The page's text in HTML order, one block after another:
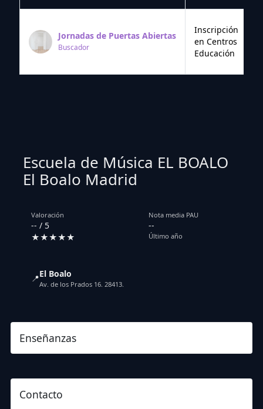
Jornadas de Puertas Abiertas
Buscador
Inscripción
en Centros
Educación
Escuela de Música EL BOALO
El Boalo Madrid
Valoración
-- / 5
★★★★★
Nota media PAU
--
Último año
📍El Boalo
Av. de los Prados 16. 28413.
Enseñanzas
Contacto